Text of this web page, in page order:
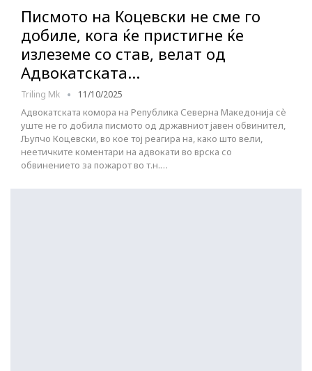
Писмото на Коцевски не сме го
добиле, кога ќе пристигне ќе
излеземе со став, велат од
Адвокатската…
Triling Mk 11/10/2025
Адвокатската комора на Република Северна Македонија сè
уште не го добила писмото од државниот јавен обвинител,
Љупчо Коцевски, во кое тој реагира на, како што вели,
неетичките коментари на адвокати во врска со
обвинението за пожарот во т.н.…